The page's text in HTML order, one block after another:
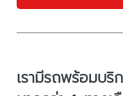
เรามีรถพร้อมบริ